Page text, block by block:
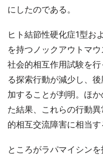
にしたのである。
ヒト結節性硬化症1型お
を持つノックアウトマ
社会的相互作用試験を
る探索行動が減少し、
加することが判明。ほ
た結果、これらの行動
的相互交流障害に相当す
ところがラパマイシン